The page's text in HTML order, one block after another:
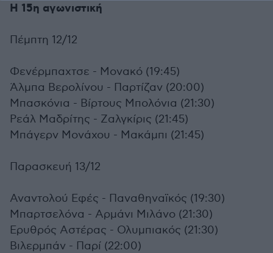
Η 15η αγωνιστική
Πέμπτη 12/12
Φενέρμπαχτσε - Μονακό (19:45)
Άλμπα Βερολίνου - Παρτίζαν (20:00)
Μπασκόνια - Βίρτους Μπολόνια (21:30)
Ρεάλ Μαδρίτης - Ζαλγκίρις (21:45)
Μπάγερν Μονάχου - Μακάμπι (21:45)
Παρασκευή 13/12
Αναντολού Εφές - Παναθηναϊκός (19:30)
Μπαρτσελόνα - Αρμάνι Μιλάνο (21:30)
Ερυθρός Αστέρας - Ολυμπιακός (21:30)
Βιλερμπάν - Παρί (22:00)